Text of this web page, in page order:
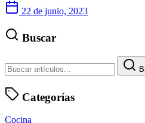
22 de junio, 2023
Buscar
Categorías
Cocina